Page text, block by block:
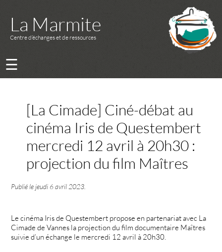
La Marmite
Centre d’échanges et de ressources
☰
[La Cimade] Ciné-débat au
cinéma Iris de Questembert
mercredi 12 avril à 20h30 :
projection du film Maîtres
Publié le jeudi 6 avril 2023
Le cinéma Iris de Questembert propose en partenariat avec La
Cimade de Vannes la projection du film documentaire Maîtres
suivie d’un échange le mercredi 12 avril à 20h30.